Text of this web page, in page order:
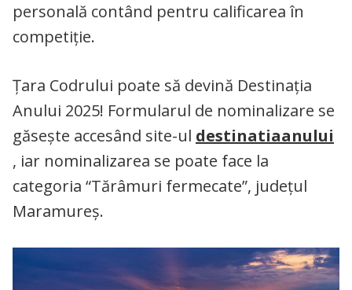
personală contând pentru calificarea în
competiție.
Țara Codrului poate să devină Destinația
Anului 2025! Formularul de nominalizare se
găsește accesând site-ul destinatiaanului
, iar nominalizarea se poate face la
categoria “Tărâmuri fermecate”, județul
Maramureș.